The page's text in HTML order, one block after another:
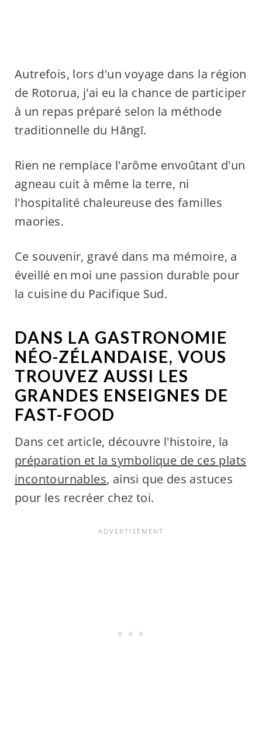
Autrefois, lors d'un voyage dans la région
de Rotorua, j'ai eu la chance de participer
à un repas préparé selon la méthode
traditionnelle du Hāngī.
Rien ne remplace l'arôme envoûtant d'un
agneau cuit à même la terre, ni
l'hospitalité chaleureuse des familles
maories.
Ce souvenir, gravé dans ma mémoire, a
éveillé en moi une passion durable pour
la cuisine du Pacifique Sud.
DANS LA GASTRONOMIE
NÉO-ZÉLANDAISE, VOUS
TROUVEZ AUSSI LES
GRANDES ENSEIGNES DE
FAST-FOOD
Dans cet article, découvre l'histoire, la
préparation et la symbolique de ces plats
incontournables, ainsi que des astuces
pour les recréer chez toi.